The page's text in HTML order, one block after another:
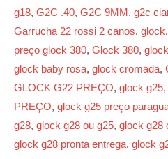
g18, G2C .40, G2C 9MM, g2c
Garrucha 22 rossi 2 canos, glock,
preço glock 380, Glock 380,
glock baby rosa, glock cromada,
GLOCK G22 PREÇO, glock g25,
PREÇO, glock g25 preço
g28, glock g28 ou g25, glock g28
glock g28 pronta entrega, glock